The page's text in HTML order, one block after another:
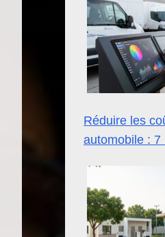
Réduire les
automobile : 7